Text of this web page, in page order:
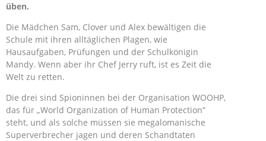
üben.
Die Mädchen Sam, Clover und Alex bewältigen die
Schule mit ihren alltäglichen Plagen, wie
Hausaufgaben, Prüfungen und der Schulkönigin
Mandy. Wenn aber ihr Chef Jerry ruft, ist es Zeit die
Welt zu retten.
Die drei sind Spioninnen bei der Organisation WOOHP,
das für „World Organization of Human Protection“
steht, und als solche müssen sie megalomanische
Superverbrecher jagen und deren Schandtaten